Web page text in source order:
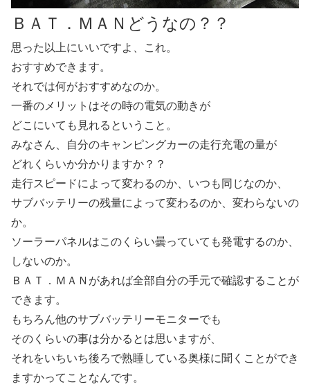
ＢＡＴ．ＭＡＮどうなの？？
思った以上にいいですよ、これ。
おすすめできます。
それでは何がおすすめなのか。
一番のメリットはその時の電気の動きが
どこにいても見れるということ。
みなさん、自分のキャンピングカーの走行充電の量が
どれくらいか分かりますか？？
走行スピードによって変わるのか、いつも同じなのか、
サブバッテリーの残量によって変わるのか、変わらないの
か。
ソーラーパネルはこのくらい曇っていても発電するのか、
しないのか。
ＢＡＴ．ＭＡＮがあれば全部自分の手元で確認することが
できます。
もちろん他のサブバッテリーモニターでも
そのくらいの事は分かるとは思いますが、
それをいちいち後ろで熟睡している奥様に聞くことができ
ますかってことなんです。